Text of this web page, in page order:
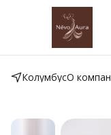
КолумбусО